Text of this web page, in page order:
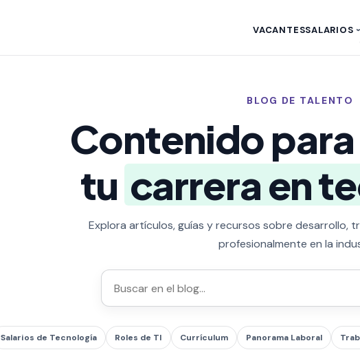
VACANTESSALARIOS
BLOG DE TALENTO
Contenido
tu carrera en
Explora artículos, guías y recursos sobre desarrollo,
profesionalmente en la
Salarios de Tecnología Roles de TI Currículum Panorama Laboral